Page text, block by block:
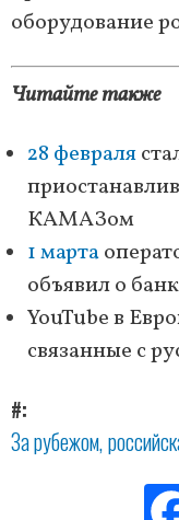
оборудование
Читайте также
28 февраля
КАМАЗом
1 марта
объявил о
YouTube в
связанные с
#
За рубежом